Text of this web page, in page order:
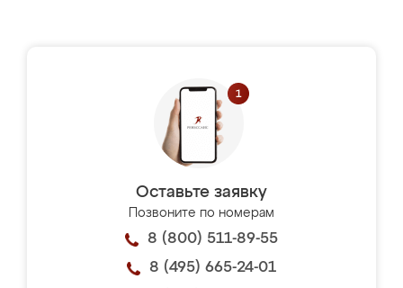
Оставьте заявку
Позвоните по номерам
8 (800) 511-89-55
8 (495) 665-24-01